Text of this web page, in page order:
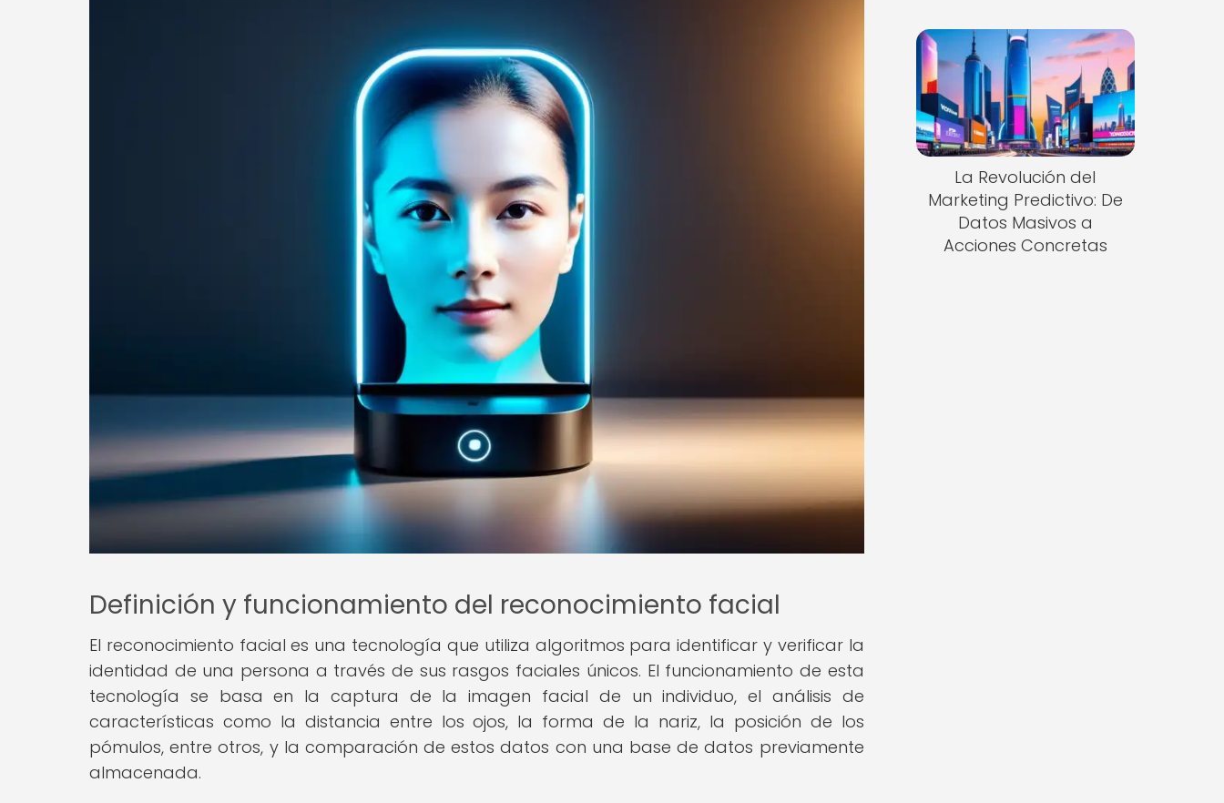
Definición y funcionamiento del reconocimiento facial
El reconocimiento facial es una tecnología que utiliza algoritmos para identificar y verificar la
identidad de una persona a través de sus rasgos faciales únicos. El funcionamiento de esta
tecnología se basa en la captura de la imagen facial de un individuo, el análisis de
características como la distancia entre los ojos, la forma de la nariz, la posición de los
pómulos, entre otros, y la comparación de estos datos con una base de datos previamente
almacenada.
La Revolución del
Marketing Predictivo: De
Datos Masivos a
Acciones Concretas